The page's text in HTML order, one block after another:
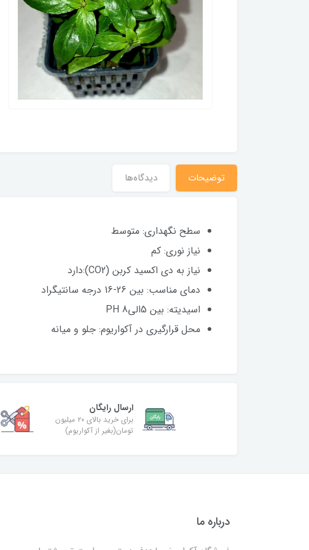
توضیحات دیدگاه‌ها
سطح نگهداری: متوسط
نیاز نوری: کم
نیاز به دی اکسید کربن (CO2):دارد
دمای مناسب: بین 26-16 درجه سانتیگراد
اسیدیته: بین 5الی8 PH
محل قرارگیری در آکواریوم: جلو و میانه
ارسال رایگان
برای خرید بالای ۲۰ میلیون
تومان(بغیر از آکواریوم)
درباره ما